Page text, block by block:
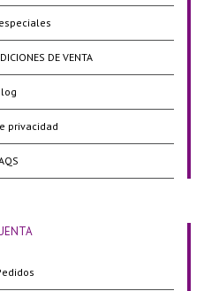
DE VENTA
privacidad